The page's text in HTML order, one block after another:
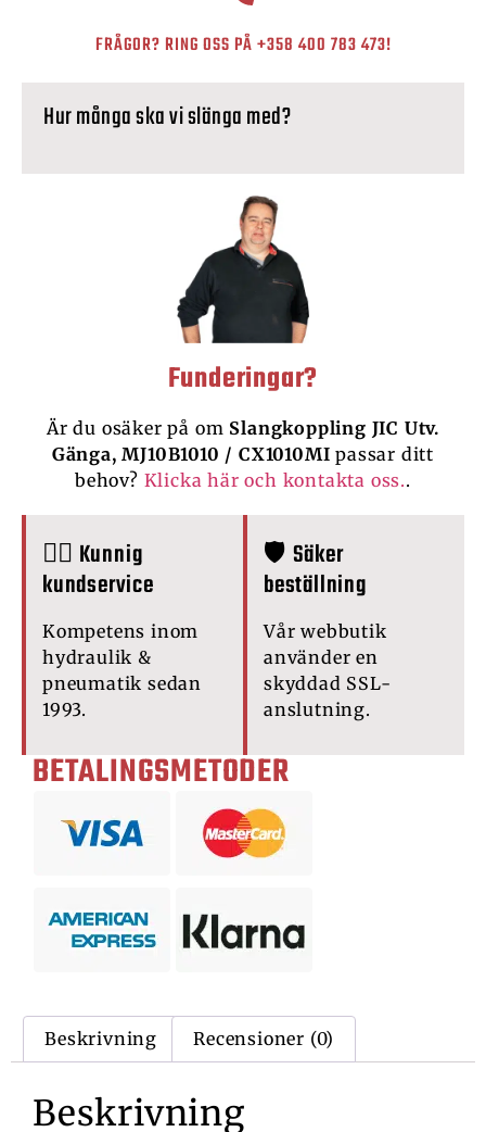
FRÅGOR? RING OSS PÅ+358 400 783 473!
Hur många ska vi slänga med?
Funderingar?
Är du osäker på om Slangkoppling JIC Utv.
Gänga, MJ10B1010 / CX1010MIpassar ditt
behov? Klicka här och kontakta oss..
🙋‍♂️ Kunnig
kundservice
Kompetens inom
hydraulik &
pneumatik sedan
1993.
🛡️ Säker
beställning
Vår webbutik
använder en
skyddad SSL-
anslutning.
BETALINGSMETODER
Beskrivning Recensioner (0)
Beskrivning